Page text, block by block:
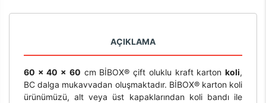
AÇIKLAMA
60 x 40 x 60 cm BİBOX® çift oluklu kraft kartonkoli,
BC dalga mukavvadan oluşmaktadır. BİBOX® karton koli
ürünümüzü, alt veya üst kapaklarından koli bandı ile